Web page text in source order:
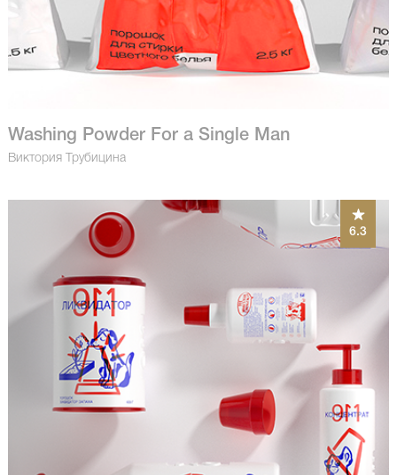
Washing Powder For a Single Man
Виктория Трубицина
6.3